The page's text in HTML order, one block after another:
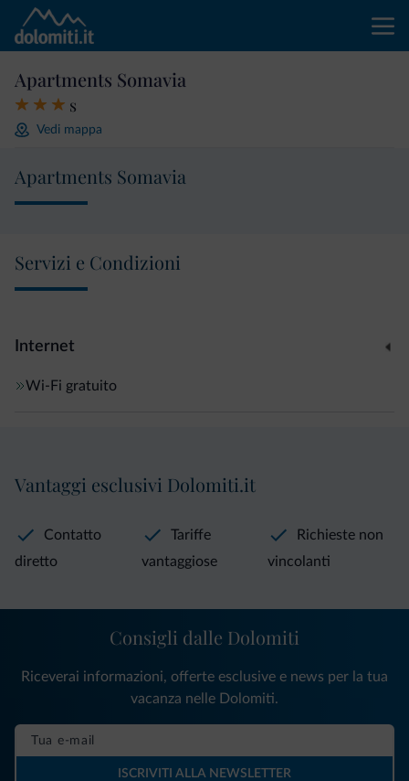
Apartments Somavia
s
Vedi mappa
Apartments Somavia
Servizi e Condizioni
Internet
Wi-Fi gratuito
Vantaggi esclusivi Dolomiti.it
Contatto
diretto
Tariffe
vantaggiose
Richieste non
vincolanti
Consigli dalle Dolomiti
Riceverai informazioni, offerte esclusive e news per la tua
vacanza nelle Dolomiti.
ISCRIVITI ALLA NEWSLETTER